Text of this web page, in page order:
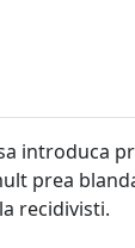
introduca
prea
recidivisti.